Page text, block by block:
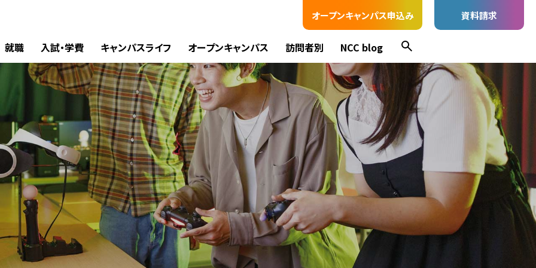
オープンキャンパス申込み 資料請求
就職 入試・学費 キャンパスライフ オープンキャンパス 訪問者別 NCC blog